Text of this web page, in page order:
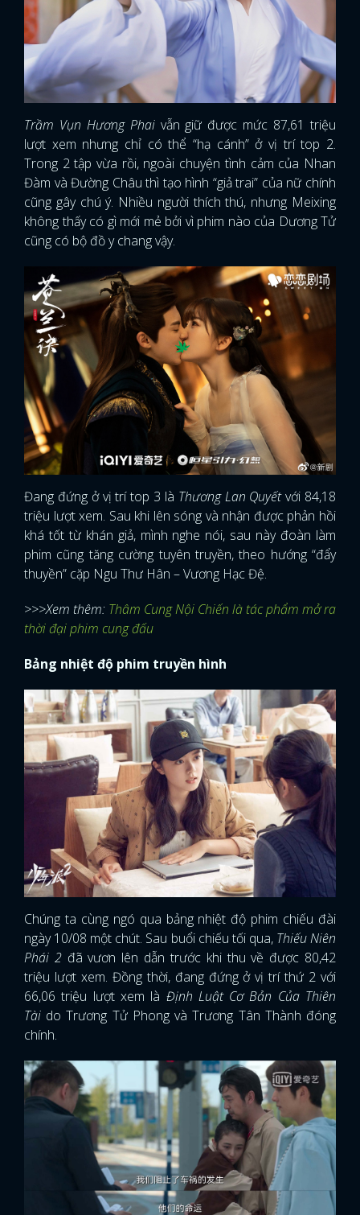
Trầm Vụn Hương Phaivẫn giữ được mức 87,61 triệu
lượt xem nhưng chỉ có thể “hạ cánh” ở vị trí top 2.
Trong 2 tập vừa rồi, ngoài chuyện tình cảm của Nhan
Đàm và Đường Châu thì tạo hình “giả trai” của nữ chính
cũng gây chú ý. Nhiều người thích thú, nhưng Meixing
không thấy có gì mới mẻ bởi vì phim nào của Dương Tử
cũng có bộ đồ y chang vậy.
Đang đứng ở vị trí top 3 là Thương Lan Quyếtvới 84,18
triệu lượt xem. Sau khi lên sóng và nhận được phản hồi
khá tốt từ khán giả, mình nghe nói, sau này đoàn làm
phim cũng tăng cường tuyên truyền, theo hướng “đẩy
thuyền” cặp Ngu Thư Hân – Vương Hạc Đệ.
>>>Xem thêm: Thâm Cung Nội Chiến là tác phẩm mở ra
thời đại phim cung đấu
Bảng nhiệt độ phim truyền hình
Chúng ta cùng ngó qua bảng nhiệt độ phim chiếu đài
ngày 10/08 một chút. Sau buổi chiếu tối qua, Thiếu Niên
Phái 2đã vươn lên dẫn trước khi thu về được 80,42
triệu lượt xem. Đồng thời, đang đứng ở vị trí thứ 2 với
66,06 triệu lượt xem là Định Luật Cơ Bản Của Thiên
Tài do Trương Tử Phong và Trương Tân Thành đóng
chính.